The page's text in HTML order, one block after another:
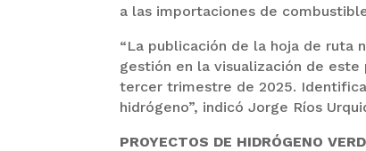
a las importaciones de
“La publicación de la hoja de ruta
gestión en la visualización de
tercer trimestre de 2025.
hidrógeno”, indicó Jorge Ríos
PROYECTOS DE HIDRÓGENO